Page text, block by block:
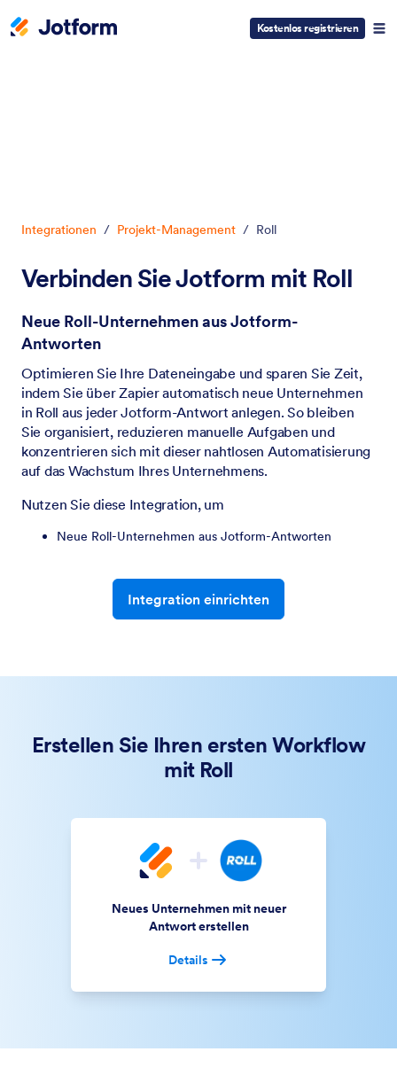
Kostenlos registrieren
Integrationen / Projekt-Management / Roll
Verbinden Sie Jotform mit Roll
Neue Roll-Unternehmen aus Jotform-
Antworten
Optimieren Sie Ihre Dateneingabe und sparen Sie Zeit,
indem Sie über Zapier automatisch neue Unternehmen
in Roll aus jeder Jotform-Antwort anlegen. So bleiben
Sie organisiert, reduzieren manuelle Aufgaben und
konzentrieren sich mit dieser nahtlosen Automatisierung
auf das Wachstum Ihres Unternehmens.
Nutzen Sie diese Integration, um
Neue Roll-Unternehmen aus Jotform-Antworten
Integration einrichten
Erstellen Sie Ihren ersten Workflow
mit Roll
Neues Unternehmen mit neuer
Antwort erstellen
Details